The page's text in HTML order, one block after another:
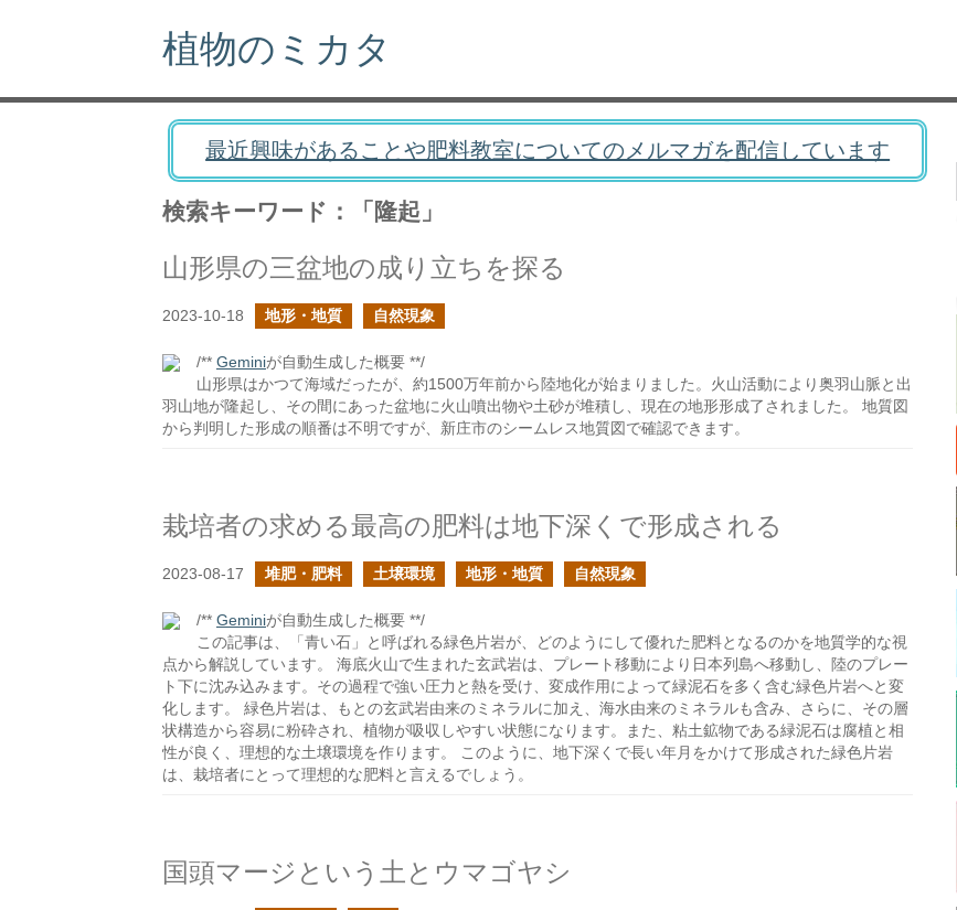
植物のミカタ
最近興味があることや肥料教室についてのメルマガを配信しています
検索キーワード：「隆起」
山形県の三盆地の成り立ちを探る
2023-10-18 地形・地質 自然現象
/** Geminiが自動生成した概要 **/
山形県はかつて海域だったが、約1500万年前から陸地化が始まりました。火山活動により奥羽山脈と出
羽山地が隆起し、その間にあった盆地に火山噴出物や土砂が堆積し、現在の地形形成了されました。 地質図
から判明した形成の順番は不明ですが、新庄市のシームレス地質図で確認できます。
栽培者の求める最高の肥料は地下深くで形成される
2023-08-17 堆肥・肥料 土壌環境 地形・地質 自然現象
/** Geminiが自動生成した概要 **/
この記事は、「青い石」と呼ばれる緑色片岩が、どのようにして優れた肥料となるのかを地質学的な視
点から解説しています。 海底火山で生まれた玄武岩は、プレート移動により日本列島へ移動し、陸のプレー
ト下に沈み込みます。その過程で強い圧力と熱を受け、変成作用によって緑泥石を多く含む緑色片岩へと変
化します。 緑色片岩は、もとの玄武岩由来のミネラルに加え、海水由来のミネラルも含み、さらに、その層
状構造から容易に粉砕され、植物が吸収しやすい状態になります。また、粘土鉱物である緑泥石は腐植と相
性が良く、理想的な土壌環境を作ります。 このように、地下深くで長い年月をかけて形成された緑色片岩
は、栽培者にとって理想的な肥料と言えるでしょう。
国頭マージという土とウマゴヤシ